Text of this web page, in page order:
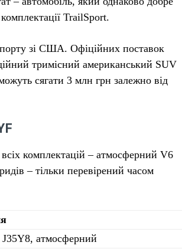
TrailSport.
зі США. Офіційних поставок
тримісний американський SUV
сягати 3 млн грн залежно від
комплектацій – атмосферний V6
– тільки перевірений часом
атмосферний